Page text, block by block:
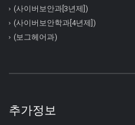
(사이버보안과[3년제])
(사이버보안학과[4년제])
(보그헤어과)
추가정보